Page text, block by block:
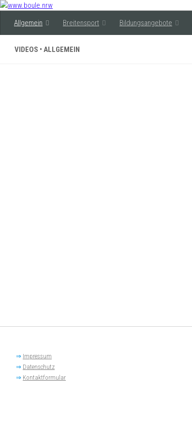
Allgemein Breitensport Bildungsangebote
VIDEOS • ALLGEMEIN
⇒ Impressum
⇒ Datenschutz
⇒ Kontaktformular